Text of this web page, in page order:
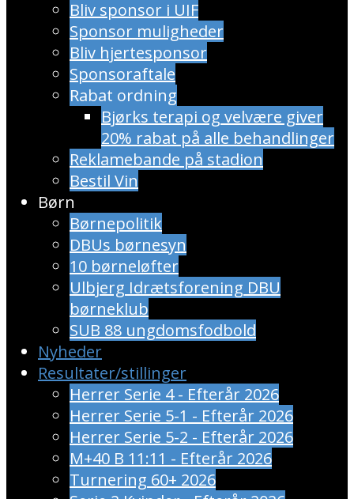
Bliv sponsor i UIF
Sponsor muligheder
Bliv hjertesponsor
Sponsoraftale
Rabat ordning
​Bjørks terapi og velvære giver
20% rabat på alle behandlinger
Reklamebande på stadion
Bestil Vin
Børn
Børnepolitik
DBUs børnesyn
10 børneløfter
Ulbjerg Idrætsforening DBU
børneklub
SUB 88 ungdomsfodbold
Nyheder
Resultater/stillinger
Herrer Serie 4 - Efterår 2026
Herrer Serie 5-1 - Efterår 2026
Herrer Serie 5-2 - Efterår 2026
M+40 B 11:11 - Efterår 2026
Turnering 60+ 2026